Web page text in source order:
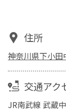
住所
神奈川県下小田
交通アク
JR南武線 武蔵